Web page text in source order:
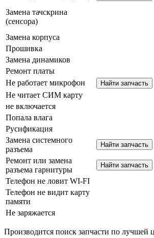
Замена тачскрина
(сенсора)
Замена корпуса
Прошивка
Замена динамиков
Ремонт платы
Не работает микрофон
Не читает СИМ карту
не включается
Попала влага
Русификация
Замена системного
разъема
Ремонт или замена
разъема гарнитуры
Телефон не ловит WI-FI
Телефон не видит карту
памяти
Не заряжается
Производится поиск запчасти по лучшей